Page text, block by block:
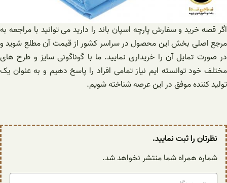
اگر قصه خرید و سفارش پارچه اسپان باند را دارید می توانید با مراجعه به
مرجع اصلی بخش این محصول در سراسر کشور از قیمت آن مطلع شوید و
در صورت تمایل آن را خریداری نمایید. ما با گوناگونی سایز و طرح‌ های
مختلف خود توانسته ایم نیاز تمامی افراد را پاسخ دهیم و به عنوان یک
تولید کننده موفق در این عرصه شناخته شویم.
نظرتان را ثبت نمایید.
شماره همراه شما منتشر نخواهد شد.